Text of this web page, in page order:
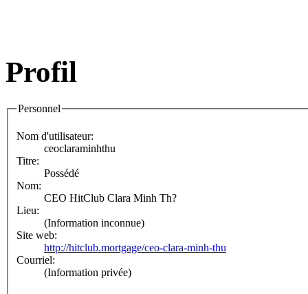
Profil
Personnel
Nom d'utilisateur:
ceoclaraminhthu
Titre:
Possédé
Nom:
CEO HitClub Clara Minh Th?
Lieu:
(Information inconnue)
Site web:
http://hitclub.mortgage/ceo-clara-minh-thu
Courriel:
(Information privée)